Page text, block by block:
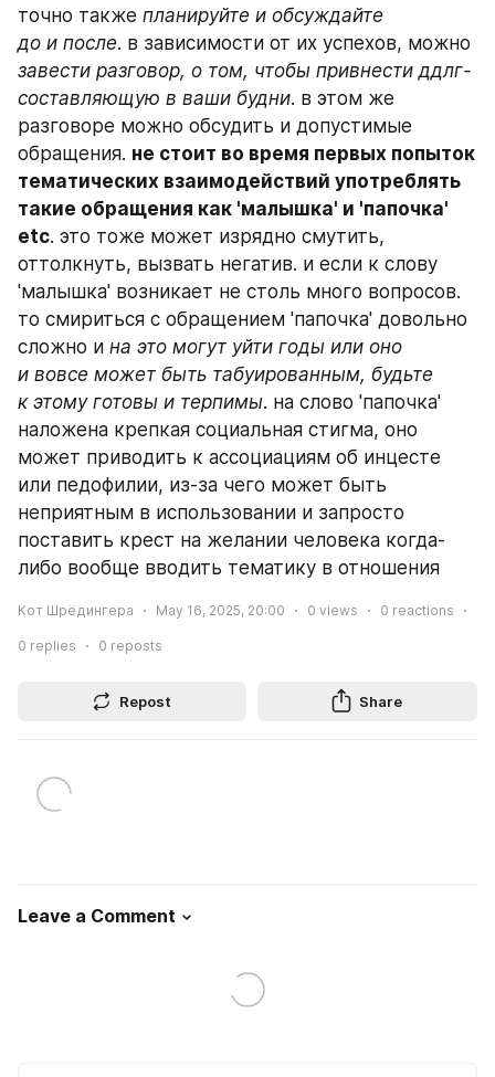
точно также планируйте и обсуждайте
до и после
завести разговор, о том, чтобы привнести ддлг-
составляющую в ваши будни. в этом же
разговоре можно обсудить и допустимые
обращения. не стоит во время первых попыток
тематических взаимодействий употреблять
такие обращения как 'малышка' и 'папочка'
etc. это тоже может изрядно смутить,
оттолкнуть, вызвать негатив. и если к слову
'малышка' возникает не столь много вопросов.
то смириться с обращением 'папочка' довольно
сложно и на это могут уйти годы или оно
и вовсе может быть табуированным, будьте
к этому готовы и терпимы. на слово 'папочка'
наложена крепкая социальная стигма, оно
может приводить к ассоциациям об инцесте
или педофилии, из-за чего может быть
неприятным в использовании и запросто
поставить крест на желании человека когда-
либо вообще вводить тематику в отношения
Кот Шрёдингера May 16, 2025, 20:00 0 views 0 reactions
0 replies 0 reposts
Repost Share
Leave a Comment